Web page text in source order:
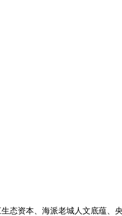
资本、海派老城人文底蕴、央